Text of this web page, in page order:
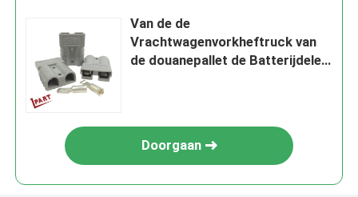
Van de de
Vrachtwagenvorkheftruck van
de douanepallet de Batterijdelen
Doorgaan